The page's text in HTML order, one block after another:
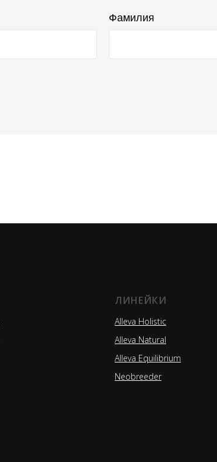
Фамилия
ЛИНЕЙКИ
Alleva Holistic
Alleva Natural
Alleva Equilibrium
Neobreeder